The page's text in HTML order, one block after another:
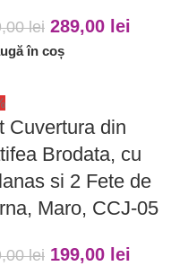
lei 289,00 lei
în coș
Cuvertura din
Brodata, cu
si 2 Fete de
Maro, CCJ-05
lei 199,00 lei